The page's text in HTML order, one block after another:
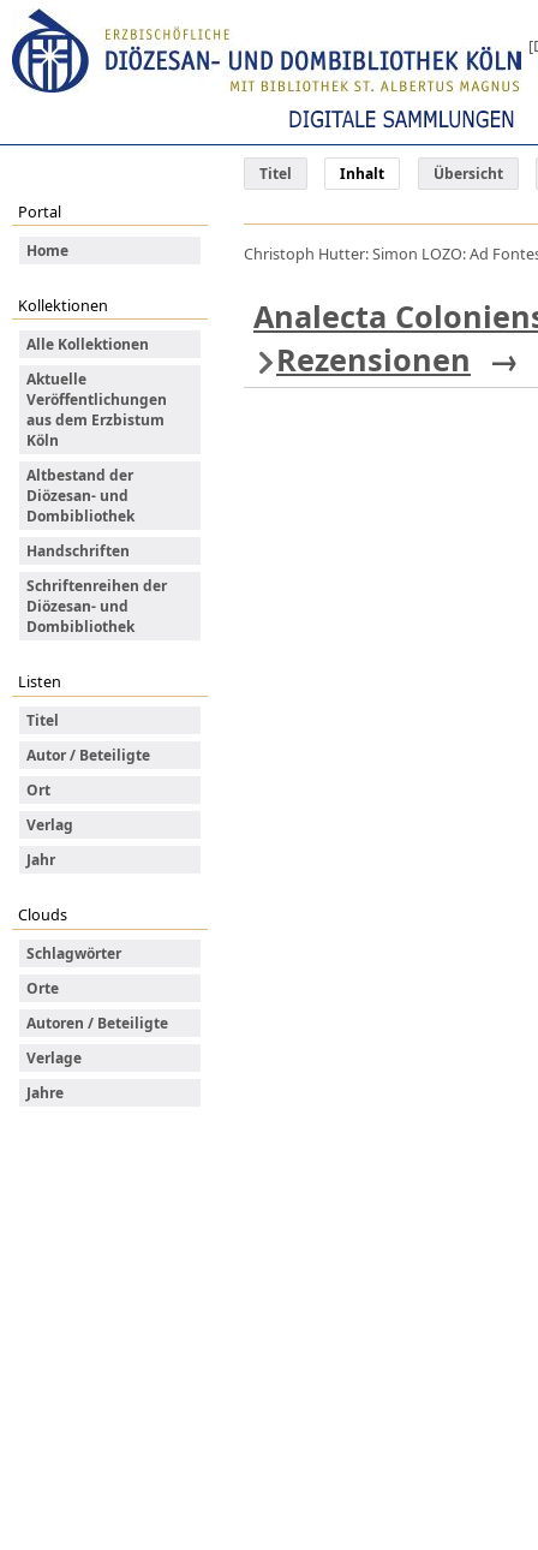
Titel Inhalt Übersicht
Portal
Home
Kollektionen
Alle Kollektionen
Aktuelle
Veröffentlichungen
aus dem Erzbistum
Köln
Altbestand der
Diözesan- und
Dombibliothek
Handschriften
Schriftenreihen der
Diözesan- und
Dombibliothek
Listen
Titel
Autor / Beteiligte
Ort
Verlag
Jahr
Clouds
Schlagwörter
Orte
Autoren / Beteiligte
Verlage
Jahre
Christoph Hutter: Simon LOZO: Ad
Analecta
Rezensionen →